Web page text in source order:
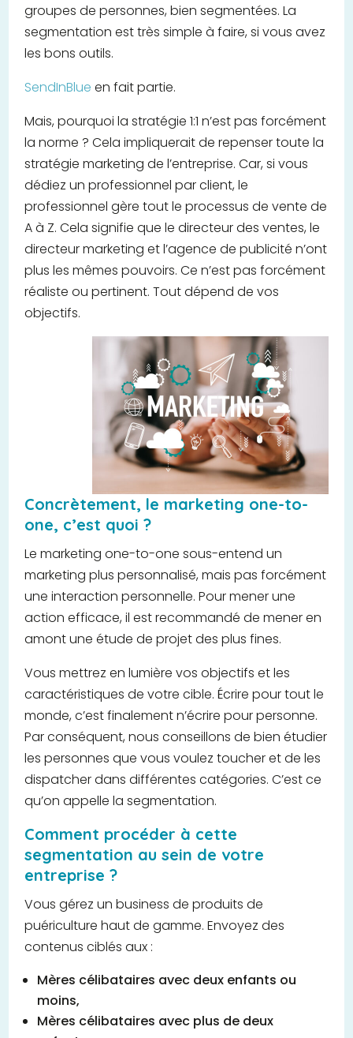
groupes de personnes, bien segmentées. La
segmentation est très simple à faire, si vous avez
les bons outils.
SendInBlue en fait partie.
Mais, pourquoi la stratégie 1:1 n’est pas forcément
la norme ? Cela impliquerait de repenser toute la
stratégie marketing de l’entreprise. Car, si vous
dédiez un professionnel par client, le
professionnel gère tout le processus de vente de
A à Z. Cela signifie que le directeur des ventes, le
directeur marketing et l’agence de publicité n’ont
plus les mêmes pouvoirs. Ce n’est pas forcément
réaliste ou pertinent. Tout dépend de vos
objectifs.
Concrètement, le marketing one-to-
one, c’est quoi ?
Le marketing one-to-one sous-entend un
marketing plus personnalisé, mais pas forcément
une interaction personnelle. Pour mener une
action efficace, il est recommandé de mener en
amont une étude de projet des plus fines.
Vous mettrez en lumière vos objectifs et les
caractéristiques de votre cible. Écrire pour tout le
monde, c’est finalement n’écrire pour personne.
Par conséquent, nous conseillons de bien étudier
les personnes que vous voulez toucher et de les
dispatcher dans différentes catégories. C’est ce
qu’on appelle la segmentation.
Comment procéder à cette
segmentation au sein de votre
entreprise ?
Vous gérez un business de produits de
puériculture haut de gamme. Envoyez des
contenus ciblés aux :
Mères célibataires avec deux enfants ou
moins,
Mères célibataires avec plus de deux